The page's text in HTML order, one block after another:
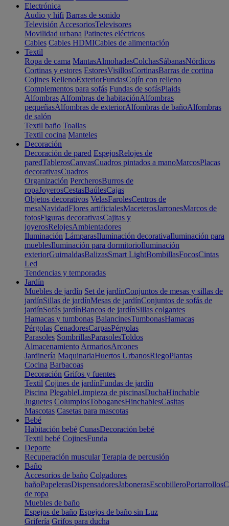
Electrónica
Audio y hifi Barras de sonido
Televisión AccesoriosTelevisores
Movilidad urbana Patinetes eléctricos
Cables Cables HDMICables de alimentación
Textil
Ropa de cama MantasAlmohadasColchasSábanasNórdicos
Cortinas y estores EstoresVisillosCortinasBarras de cortina
Cojines RellenoExteriorFundasCojín con relleno
Complementos para sofás Fundas de sofásPlaids
Alfombras Alfombras de habitaciónAlfombras
pequeñasAlfombras de exteriorAlfombras de bañoAlfombras
de salón
Textil baño Toallas
Textil cocina Manteles
Decoración
Decoración de pared EspejosRelojes de
paredTablerosCanvasCuadros pintados a manoMarcosPlacas
decorativasCuadros
Organización PercherosBurros de
ropaJoyerosCestasBaúlesCajas
Objetos decorativos VelasFarolesCentros de
mesaNavidadFlores artificialesMaceterosJarronesMarcos de
fotosFiguras decorativasCajitas y
joyerosRelojesAmbientadores
Iluminación LámparasIluminación decorativaIluminación para
mueblesIluminación para dormitorioIluminación
exteriorGuirnaldasBalizasSmart LightBombillasFocosCintas
Led
Tendencias y temporadas
Jardín
Muebles de jardín Set de jardínConjuntos de mesas y sillas de
jardínSillas de jardínMesas de jardínConjuntos de sofás de
jardínSofás jardínBancos de jardínSillas colgantes
Hamacas y tumbonas BalancinesTumbonasHamacas
Pérgolas CenadoresCarpasPérgolas
Parasoles SombrillasParasolesToldos
Almacenamiento ArmariosArcones
Jardinería MaquinariaHuertos UrbanosRiegoPlantas
Cocina Barbacoas
Decoración Grifos y fuentes
Textil Cojines de jardínFundas de jardín
Piscina PlegableLimpieza de piscinasDuchaHinchable
Juguetes ColumpiosToboganesHinchablesCasitas
Mascotas Casetas para mascotas
Bebé
Habitación bebé CunasDecoración bebé
Textil bebé CojinesFunda
Deporte
Recuperación muscular Terapia de percusión
Baño
Accesorios de baño Colgadores
bañoPapelerasDispensadoresJabonerasEscobilleroPortarrollos
de ropa
Muebles de baño
Espejos de baño Espejos de baño sin Luz
Grifería Grifos para ducha